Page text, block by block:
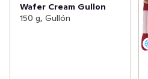
Wafer Cream Gullon
150 g, Gullón